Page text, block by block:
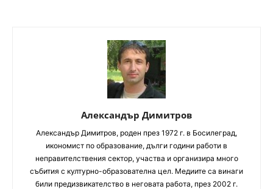
Александър Димитров
Aлександър Димитров, роден през 1972 г. в Босилеград,
икономист по образование, дълги години работи в
неправителствения сектор, участва и организира много
събития с културно-образователна цел. Медиите са винаги
били предизвикателство в неговата работа, през 2002 г.